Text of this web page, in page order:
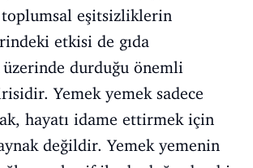
toplumsal eşitsizliklerin
etkisi de gıda
durduğu önemli
Yemek yemek sadece
hayatı idame ettirmek için
değildir. Yemek yemenin